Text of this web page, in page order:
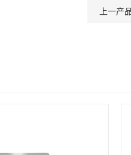
上一产